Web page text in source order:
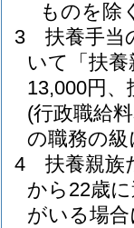
ものを除
3
扶養手当
いて「扶
13,000円
(行政職給
の職務の
4
扶養親族
から22歳
がいる場